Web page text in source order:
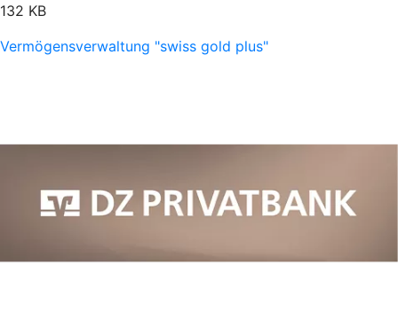
132 KB
Vermögensverwaltung "swiss gold plus"